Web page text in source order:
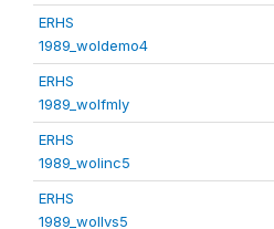
ERHS
1989_woldemo4
ERHS
1989_wolfmly
ERHS
1989_wolinc5
ERHS
1989_wollvs5